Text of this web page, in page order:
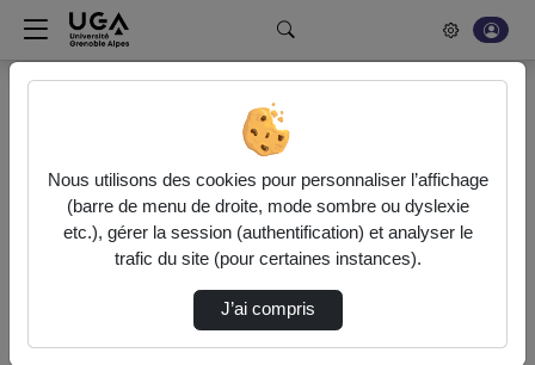
Rechercher un média sur POD
Bonjour, votre serveur vidéo a été mis à jour. Nous sommes
en train de finaliser son optimisation. L'encodage de vos
vidéos fonctionne (ne pas tenir compte du message d'erreur
actuel à la fin de votre encodage).
La Semaine du Cerveau
Recherche Statistiques de vues Vidéo
Nous utilisons des cookies pour personnaliser l’affichage
(barre de menu de droite, mode sombre ou dyslexie
etc.), gérer la session (authentification) et analyser le
trafic du site (pour certaines instances).
J’ai compris